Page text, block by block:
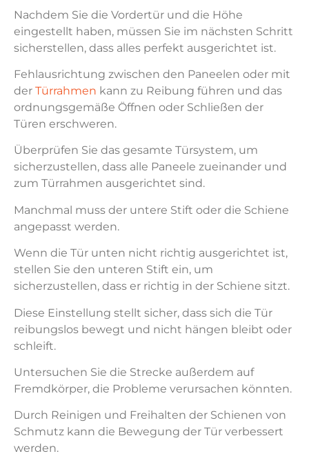
Nachdem Sie die Vordertür und die Höhe
eingestellt haben, müssen Sie im nächsten Schritt
sicherstellen, dass alles perfekt ausgerichtet ist.
Fehlausrichtung zwischen den Paneelen oder mit
der Türrahmen kann zu Reibung führen und das
ordnungsgemäße Öffnen oder Schließen der
Türen erschweren.
Überprüfen Sie das gesamte Türsystem, um
sicherzustellen, dass alle Paneele zueinander und
zum Türrahmen ausgerichtet sind.
Manchmal muss der untere Stift oder die Schiene
angepasst werden.
Wenn die Tür unten nicht richtig ausgerichtet ist,
stellen Sie den unteren Stift ein, um
sicherzustellen, dass er richtig in der Schiene sitzt.
Diese Einstellung stellt sicher, dass sich die Tür
reibungslos bewegt und nicht hängen bleibt oder
schleift.
Untersuchen Sie die Strecke außerdem auf
Fremdkörper, die Probleme verursachen könnten.
Durch Reinigen und Freihalten der Schienen von
Schmutz kann die Bewegung der Tür verbessert
werden.